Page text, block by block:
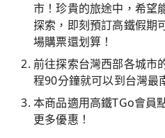
市！珍貴的旅途中，希望
探索，即刻預訂高鐵假期
場購票還划算！
前往探索台灣西部各城市
程90分鐘就可以到台灣最
本商品適用高鐵TGo會員
更多優惠！